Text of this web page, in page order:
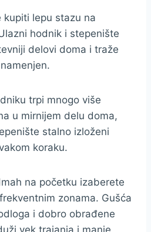
kupiti lepu stazu na
hodnik i stepenište
delovi doma i traže
trpi mnogo više
u mirnijem delu doma,
stalno izloženi
koraku.
na početku izaberete
zonama. Gušća
i dobro obrađene
vek trajanja i manje